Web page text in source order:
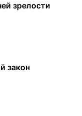
зрелости
закон